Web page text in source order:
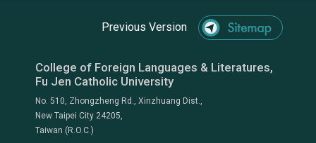
Previous Version
College of Foreign Languages & Literatures,
Fu Jen Catholic University
No. 510, Zhongzheng Rd., Xinzhuang Dist.,
New Taipei City 24205,
Taiwan (R.O.C.)